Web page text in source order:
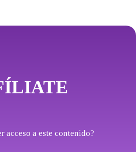
acceso a este contenido?